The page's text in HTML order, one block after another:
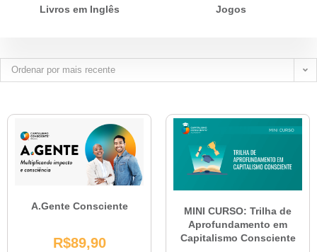
Livros em Inglês Jogos
Ordenar por mais recente
A.Gente Consciente
R$89,90
MINI CURSO: Trilha de
Aprofundamento em
Capitalismo Consciente